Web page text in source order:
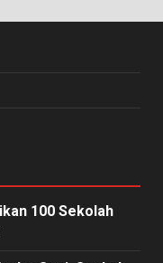
100 Sekolah